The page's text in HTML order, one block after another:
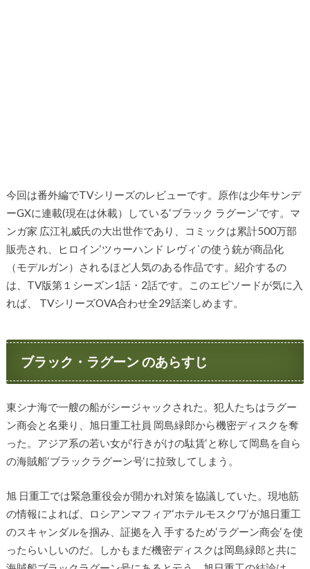
今回は番外編でTVシリーズのレビューです。原作は少年サンデ
ーGXに連載(現在は休載）している‘ブラック ラグーン‘です。マ
ンガ家 広江礼威氏の大出世作であり、コミックは累計500万部
販売され、ヒロイン‘ツゥーハンド レヴィ`の使う銃が商品化
（モデルガン）されるほど人気のある作品です。紹介するの
は、TV版第１シーズン1話・2話です。このエピソードが気に入
れば、 TVシリーズOVA合わせ全29話楽しめます。
ブラック・ラグーン のあらすじ
東シナ海で一艘の船がシージャックされた。犯人たちはラグー
ン商会と名乗り、旭日重工社員 岡島緑郎から機密ディスクを奪
った。アジア系の若い女が‘行きがけの駄賃‘と称して岡島を自ら
の海賊船‘ブラックラグーン号‘に拉致してしまう。
旭 日重工では緊急重役会が開かれ対策を協議していた。現地筋
の情報によれば、ロシアンマフィア‘ホテルモスクワ‘が旭日重工
のスキャンダルを掴み、証拠を入 手するため‘ラグーン商会‘を使
ったらいしいのだ。しかもまだ機密ディスクは岡島緑郎と共に